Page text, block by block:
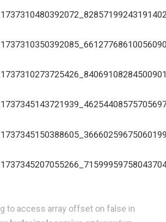
to access array offset on false in